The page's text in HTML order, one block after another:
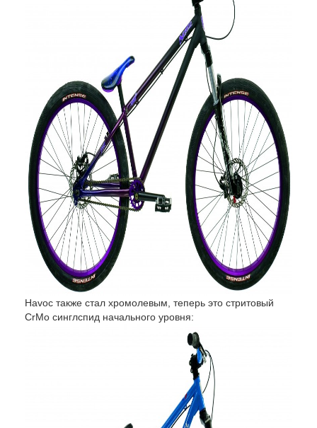
Havoc также стал хромолевым, теперь это стритовый
CrMo синглспид начального уровня: